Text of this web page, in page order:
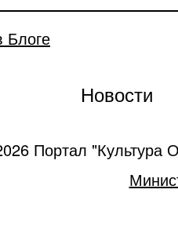
Блоге
Новости
Портал "Культура